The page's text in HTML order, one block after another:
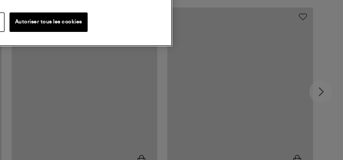
Autoriser tous les cookies